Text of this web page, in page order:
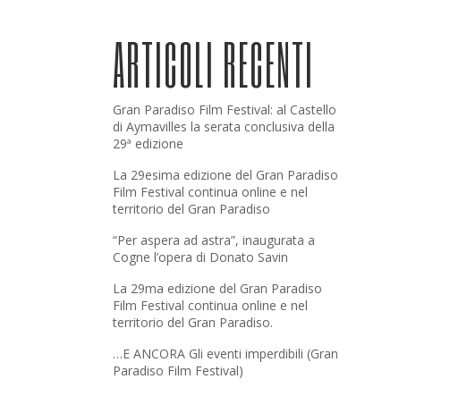
ARTICOLI RECENTI
Gran Paradiso Film Festival: al Castello
di Aymavilles la serata conclusiva della
29ª edizione
La 29esima edizione del Gran Paradiso
Film Festival continua online e nel
territorio del Gran Paradiso
“Per aspera ad astra”, inaugurata a
Cogne l’opera di Donato Savin
La 29ma edizione del Gran Paradiso
Film Festival continua online e nel
territorio del Gran Paradiso.
…E ANCORA Gli eventi imperdibili (Gran
Paradiso Film Festival)